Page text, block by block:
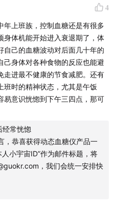
友，动态血糖仪减少了他
血糖。
间隐匿的低血糖很重要。
来生活质量的影响会很
，不能取代医生对特定患者
往正规医院。
4
年上班族，控制血糖还是有很多
身体机能开始进入衰退期了，体
自己的血糖波动对后面几十年的
己身体对各种食物的反应也能避
走进最不健康的节食减肥。还有
班时的精神状态，尤其是午饭
易意识恍惚到下午三四点，那可
经常恍惚
，恭喜获得动态血糖仪产品一
小宇宙ID”作为邮件标题，将
，我们会统一安排快